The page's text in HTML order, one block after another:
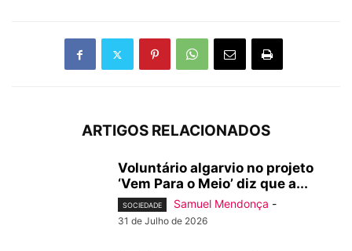
ARTIGOS RELACIONADOS
Voluntário algarvio no projeto
‘Vem Para o Meio’ diz que a...
SOCIEDADE Samuel Mendonça -
31 de Julho de 2026